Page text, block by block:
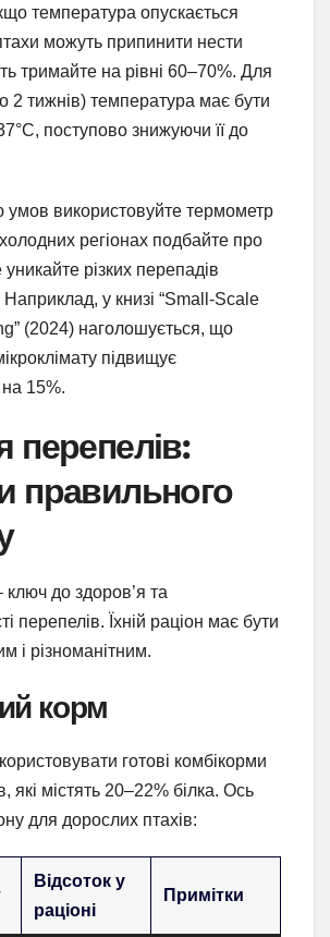
температура опускається
можуть припинити нести
тримайте на рівні 60–70%. Для
2 тижнів) температура має бути
поступово знижуючи її до
умов використовуйте термометр
холодних регіонах подбайте про
уникайте різких перепадів
у книзі “Small-Scale
(2024) наголошується, що
підвищує
на 15%.
перепелів:
правильного
до здоров’я та
перепелів. Їхній раціон має бути
і різноманітним.
корм
готові комбікорми
які містять 20–22% білка. Ось
для дорослих птахів:
Відсоток у
раціоні
Примітки